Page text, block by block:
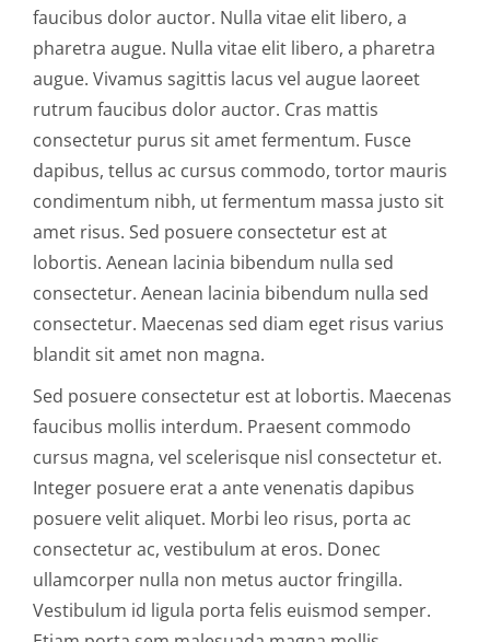
faucibus dolor auctor. Nulla vitae elit libero, a
pharetra augue. Nulla vitae elit libero, a pharetra
augue. Vivamus sagittis lacus vel augue laoreet
rutrum faucibus dolor auctor. Cras mattis
consectetur purus sit amet fermentum. Fusce
dapibus, tellus ac cursus commodo, tortor mauris
condimentum nibh, ut fermentum massa justo sit
amet risus. Sed posuere consectetur est at
lobortis. Aenean lacinia bibendum nulla sed
consectetur. Aenean lacinia bibendum nulla sed
consectetur. Maecenas sed diam eget risus varius
blandit sit amet non magna.
Sed posuere consectetur est at lobortis. Maecenas
faucibus mollis interdum. Praesent commodo
cursus magna, vel scelerisque nisl consectetur et.
Integer posuere erat a ante venenatis dapibus
posuere velit aliquet. Morbi leo risus, porta ac
consectetur ac, vestibulum at eros. Donec
ullamcorper nulla non metus auctor fringilla.
Vestibulum id ligula porta felis euismod semper.